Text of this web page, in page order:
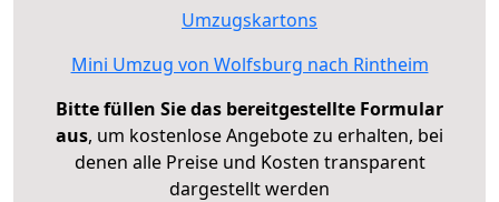
Umzugskartons
Mini Umzug von Wolfsburg nach Rintheim
Bitte füllen Sie das bereitgestellte Formular
aus, um kostenlose Angebote zu erhalten, bei
denen alle Preise und Kosten transparent
dargestellt werden